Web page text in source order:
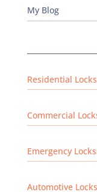
My Blog
Residential
Commercial
Emergency
Automotive